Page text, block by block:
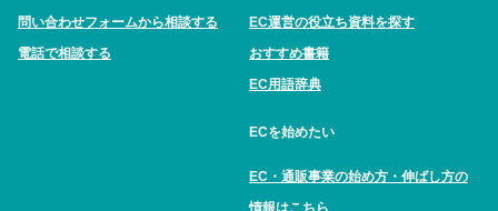
問い合わせフォームから相談する
電話で相談する
EC運営の役立ち資料を探す
おすすめ書籍
EC用語辞典
ECを始めたい
EC・通販事業の始め方・伸ばし方の
情報はこちら